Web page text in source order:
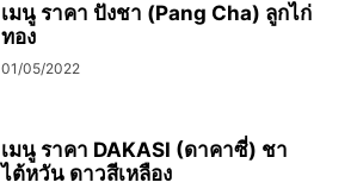
เมนู ราคา ปังชา (Pang Cha) ลูกไก่
ทอง
01/05/2022
เมนู ราคา DAKASI (ดาคาซี่) ชา
ไต้หวัน ดาวสีเหลือง